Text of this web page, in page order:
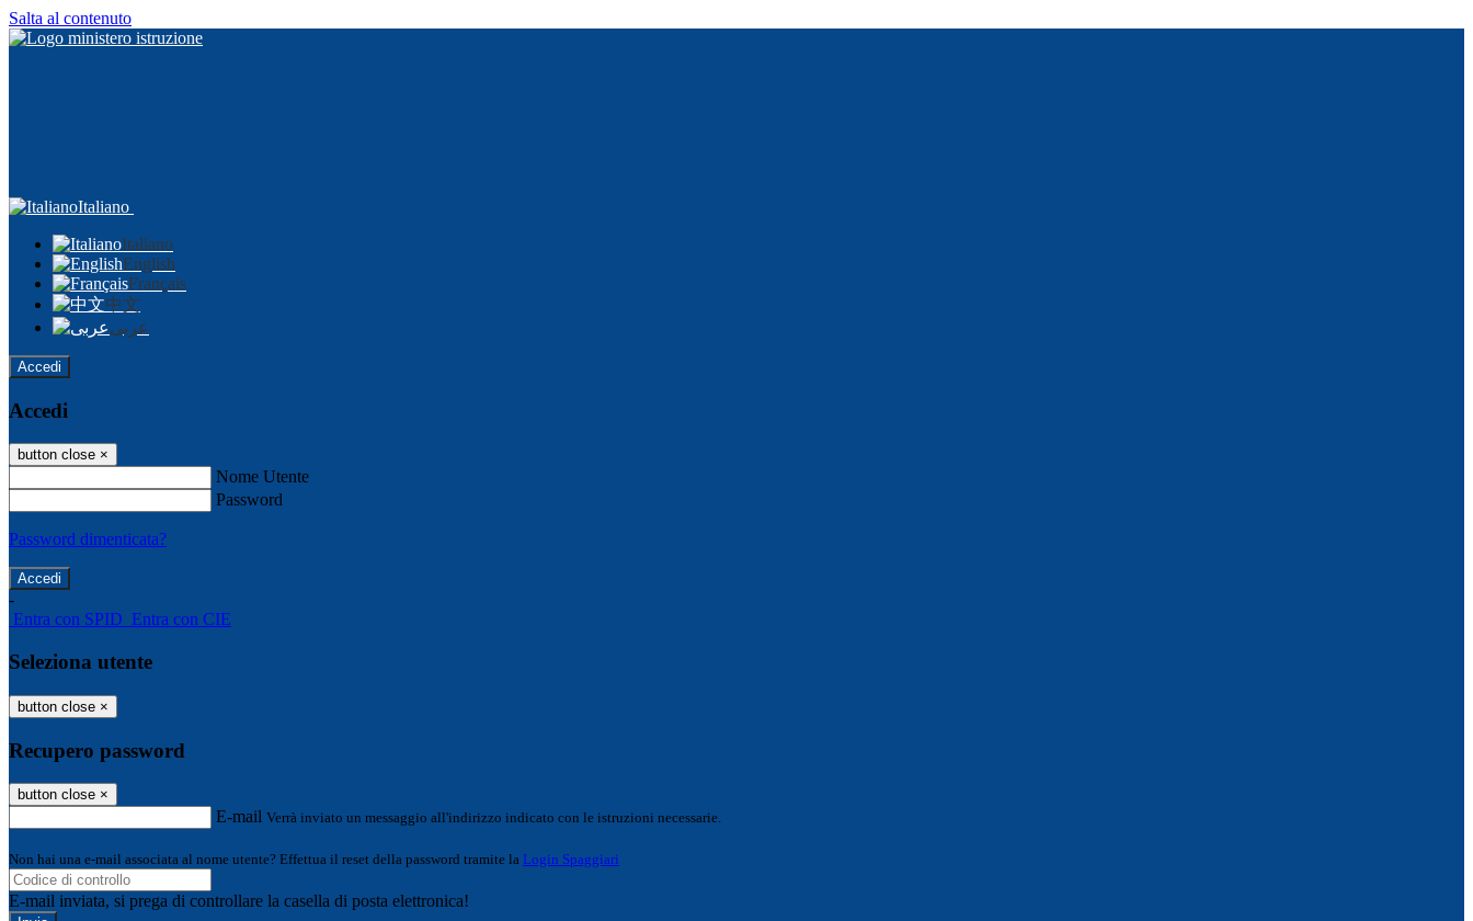
Salta al contenuto
Italiano
Italiano
English
Français
中文
عربى
Accedi
Accedi
button close ×
Nome Utente
Password
Password dimenticata?
-
Entra con SPID Entra con CIE
Seleziona utente
button close ×
Recupero password
button close ×
E-mail Verrà inviato un messaggio all'indirizzo indicato con le istruzioni necessarie.
Non hai una e-mail associata al nome utente? Effettua il reset della password tramite la Login Spaggiari
E-mail inviata, si prega di controllare la casella di posta elettronica!